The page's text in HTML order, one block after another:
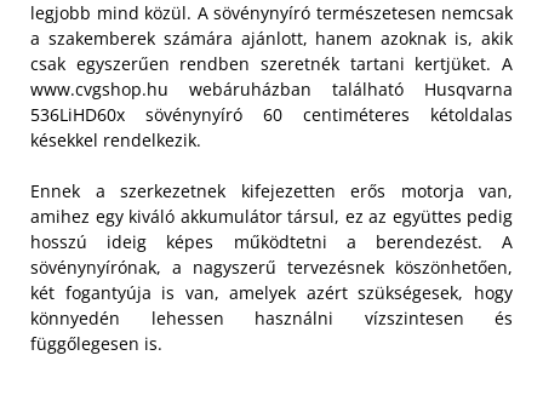
legjobb mind közül. A sövénynyíró természetesen nemcsak
a szakemberek számára ajánlott, hanem azoknak is, akik
csak egyszerűen rendben szeretnék tartani kertjüket. A
www.cvgshop.hu webáruházban található Husqvarna
536LiHD60x sövénynyíró 60 centiméteres kétoldalas
késekkel rendelkezik.
Ennek a szerkezetnek kifejezetten erős motorja van,
amihez egy kiváló akkumulátor társul, ez az együttes pedig
hosszú ideig képes működtetni a berendezést. A
sövénynyírónak, a nagyszerű tervezésnek köszönhetően,
két fogantyúja is van, amelyek azért szükségesek, hogy
könnyedén lehessen használni vízszintesen és
függőlegesen is.